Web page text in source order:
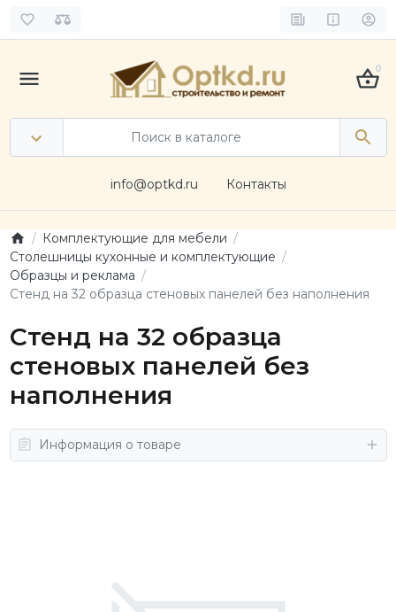
0
info@optkd.ru Контакты
Комплектующие для мебели
Столешницы кухонные и комплектующие
Образцы и реклама
Стенд на 32 образца стеновых панелей без наполнения
Стенд на 32 образца
стеновых панелей без
наполнения
Информация о товаре